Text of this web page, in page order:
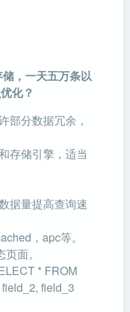
，一天五万条以
化？
部分数据冗余，
存储引擎，适当
据量提高查询速
，apc等。
面。
* FROM
field_3